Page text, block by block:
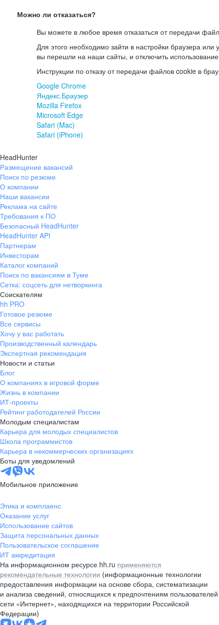
Можно ли отказаться?
Вы можете в любое время отказаться от передачи
Для этого необходимо зайти в настройки браузера или
вы перешли на наши сайты, и отключить
Инструкции по отказу от передачи файлов cookie в
Google Chrome
Яндекс.Браузер
Mozilla Firefox
Microsoft Edge
Safari (Mac)
Safari (iPhone)
HeadHunter
Размещение вакансий
Поиск по резюме
О компании
Наши вакансии
Реклама на сайте
Требования к ПО
Безопасный HeadHunter
HeadHunter API
Партнерам
Инвесторам
Каталог компаний
Поиск по вакансиям в Туме
Сетка: соцсеть для нетворкинга
Соискателям
hh PRO
Готовое резюме
Все сервисы
Хочу у вас работать
Производственный календарь
Экспертная рекомендация
Новости и статьи
Блог
О компаниях в игровой форме
Жизнь в компании
ИТ-проекты
Рейтинг работодателей России
Молодым специалистам
Карьера для молодых специалистов
Школа программистов
Карьера в некоммерческих организациях
Боты для уведомлений
Мобильное приложение
Этика и комплаенс
Оказание услуг
Использование сайтов
Защита персональных данных
Пользовательское соглашение
ИТ аккредитация
На информационном ресурсе hh.ru применяются
рекомендательные технологии (информационные технологии
предоставления информации на основе сбора, систематизации
и анализа сведений, относящихся к предпочтениям пользователей
сети «Интернет», находящихся на территории Российской
Федерации)